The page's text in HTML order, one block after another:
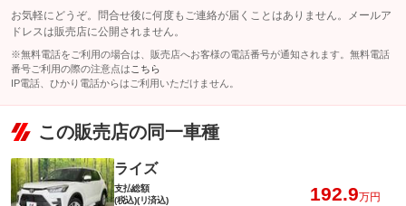
お気軽にどうぞ。問合せ後に何度もご連絡が届くことはありません。メールア
ドレスは販売店に公開されません。
※無料電話をご利用の場合は、販売店へお客様の電話番号が通知されます。無料電話
番号ご利用の際の注意点は こちら
IP電話、ひかり電話からはご利用いただけません。
この販売店の同一車種
ライズ
支払総額
(税込)(リ済込)
192.9万円